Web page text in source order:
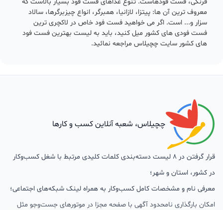
معروف ترین آن ها: پیتزا، لازانیا، همبرگر، انواع چیزبرگرها، سالاد
سزار و... است. اگر می خواهید فست فود خاص در لاکچری ترین
فست فودی های کشور میل کنید، باید به لیست بهترین فست فود
های کشور سایت چچیلاس مراجعه نمائید.
چچیلاس، شعبه آنلاین کسب و کارها
قرار گرفتن در 8 لیست دسته‌بندی کلمات کلیدی مرتبط با شغل کسب‌وکار
در کشور، استان و شهر؛
معرفی نام و مشخصات کامل کسب‌وکار به همراه لینک شبکه‌های اجتماعی؛
امکان بارگذاری نامحدود آگهی با صفحه مجزا در موتورهای جست‌وجو مثل